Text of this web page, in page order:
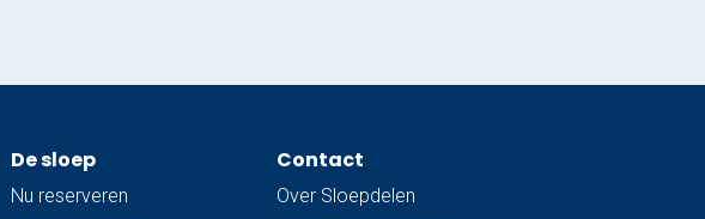
De sloep
Nu reserveren
Contact
Over Sloepdelen